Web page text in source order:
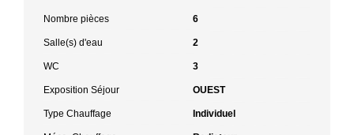
Nombre pièces 6
Salle(s) d'eau 2
WC 3
Exposition Séjour OUEST
Type Chauffage Individuel